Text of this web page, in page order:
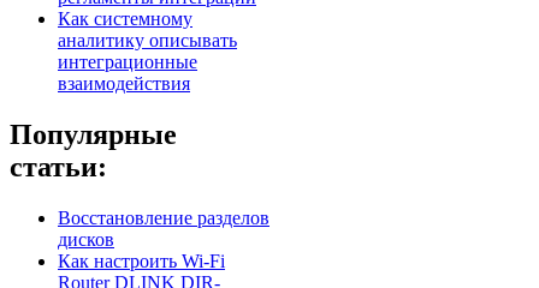
Как системному
аналитику описывать
интеграционные
взаимодействия
Популярные
статьи:
Восстановление разделов
дисков
Как настроить Wi-Fi
Router DLINK DIR-